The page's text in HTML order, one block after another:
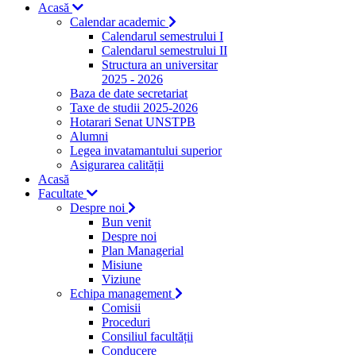
Acasă
Calendar academic
Calendarul semestrului I
Calendarul semestrului II
Structura an universitar
2025 - 2026
Baza de date secretariat
Taxe de studii 2025-2026
Hotarari Senat UNSTPB
Alumni
Legea invatamantului superior
Asigurarea calității
Acasă
Facultate
Despre noi
Bun venit
Despre noi
Plan Managerial
Misiune
Viziune
Echipa management
Comisii
Proceduri
Consiliul facultății
Conducere